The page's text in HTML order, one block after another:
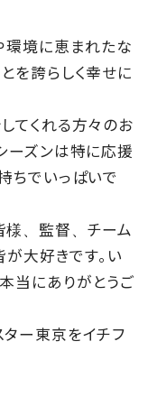
環境に恵まれたな
を誇らしく幸せに
てくれる方々のお
ーズンは特に応援
ちでいっぱいで
様、監督、チーム
が大好きです。い
当にありがとうご
ー東京をイチフ